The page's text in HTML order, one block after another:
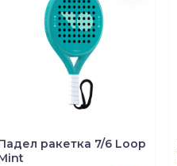
ракетка 7/6 Loop